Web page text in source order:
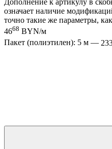
означает наличие
точно такие же параметры,
4668 BYN/м
Пакет (полиэтилен): 5 м —